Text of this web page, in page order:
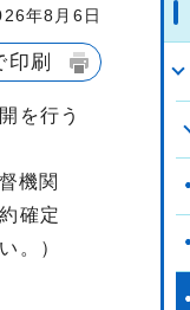
年8月6日
印刷
を行う
機関
確定
。）